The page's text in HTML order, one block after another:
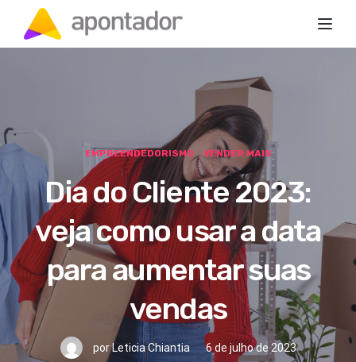
EMPREENDEDORISMO VENDER MAIS
Dia do Cliente 2023:
veja como usar a data
para aumentar suas
vendas
porLeticia Chiantia 6 de julho de 2023